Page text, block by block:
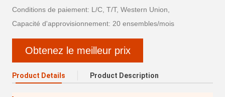
Conditions de paiement: L/C, T/T, Western Union,
Capacité d'approvisionnement: 20 ensembles/mois
Obtenez le meilleur prix
Product Details Product Description